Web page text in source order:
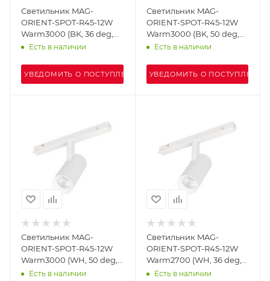
Светильник MAG-
ORIENT-SPOT-R45-12W
Warm3000 (BK, 36 deg,
48V) (Arlight, IP20
Есть в наличии
УВЕДОМИТЬ О ПОСТУПЛЕНИИ
Светильник MAG-
ORIENT-SPOT-R45-12W
Warm3000 (BK, 50 deg,
48V) (Arlight, IP20
Есть в наличии
УВЕДОМИТЬ О ПОСТУПЛЕНИИ
Светильник MAG-
ORIENT-SPOT-R45-12W
Warm3000 (WH, 50 deg,
48V) (Arlight, IP20
Есть в наличии
Светильник MAG-
ORIENT-SPOT-R45-12W
Warm2700 (WH, 36 deg,
48V) (Arlight, IP20
Есть в наличии